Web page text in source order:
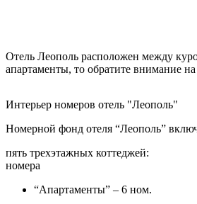
Отель Леополь расположен между
апартаменты, то обратите внимание
Интерьер номеров отель "Леополь"
Номерной фонд отеля “Леополь”
пять трехэтажных коттеджей:
номера
“Апартаменты” – 6 ном.